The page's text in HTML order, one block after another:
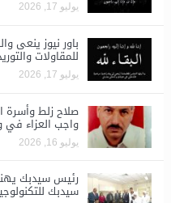
يوليو 17, 2026
باور نيوز ينعى
للمقاولات
يوليو 17, 2026
صلاح زلط وأسرة
واجب العزاء في
يوليو 16, 2026
رئيس سيدبك
سيدبك